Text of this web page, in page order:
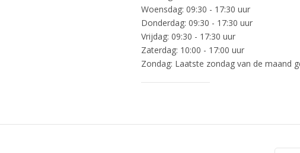
Woensdag:09:30 - 17:30 uur
Donderdag:09:30 - 17:30 uur
Vrijdag: 09:30 - 17:30 uur
Zaterdag: 10:00 - 17:00 uur
Zondag: Laatste zondag van de maand